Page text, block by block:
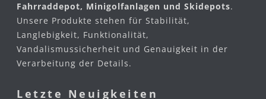
Fahrraddepot, Minigolfanlagen und Skidepots.
Unsere Produkte stehen für Stabilität,
Langlebigkeit, Funktionalität,
Vandalismussicherheit und Genauigkeit in der
Verarbeitung der Details.
Letzte Neuigkeiten